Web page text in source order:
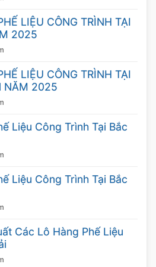
LIỆU CÔNG TRÌNH TẠI
2025
LIỆU CÔNG TRÌNH TẠI
NĂM 2025
Liệu Công Trình Tại Bắc
Liệu Công Trình Tại Bắc
Các Lô Hàng Phế Liệu
tại miền bắc? Nếu bạn
đồ phế liệu thì việc thanh
cao chắc chắn đem lại lợi
phế liệu đồng giá cao tại
Nam
liệu cần bán, hãy cần
Số điện thoại:
(Mr.Nam) / 0976 661
thông tin và phản hồi lại
công ty đến tận nơi kiểm
hành phân loại phế liệu là